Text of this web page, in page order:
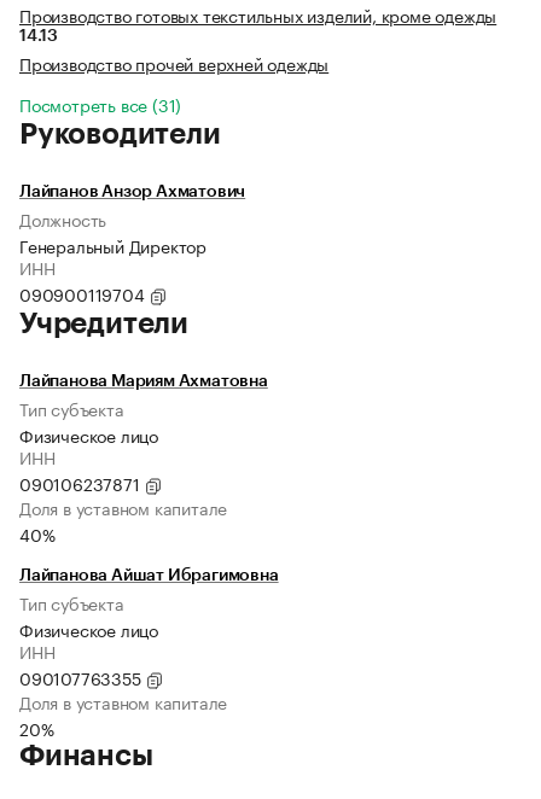
Производство готовых текстильных изделий, кроме одежды
14.13
Производство прочей верхней одежды
Посмотреть все (31)
Руководители
Лайпанов Анзор Ахматович
Должность
Генеральный Директор
ИНН
090900119704
Учредители
Лайпанова Мариям Ахматовна
Тип субъекта
Физическое лицо
ИНН
090106237871
Доля в уставном капитале
40%
Лайпанова Айшат Ибрагимовна
Тип субъекта
Физическое лицо
ИНН
090107763355
Доля в уставном капитале
20%
Финансы